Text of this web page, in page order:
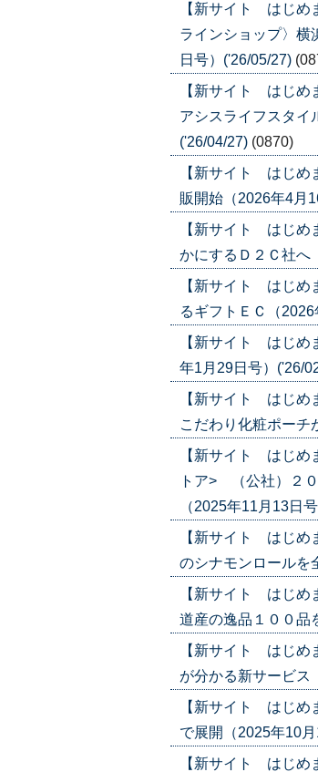
【新サイト はじ
ラインショップ〉横
日号）('26/05/27)
【新サイト はじ
アシスライフスタイ
('26/04/27) (0870)
【新サイト はじ
販開始（2026年4月
【新サイト はじ
かにするＤ２Ｃ社へ
【新サイト はじ
るギフトＥＣ（
【新サイト はじ
年1月29日号）('26/
【新サイト はじ
こだわり化粧ポーチ
【新サイト はじめ
トア> （公社）２
（2025年11月13日
【新サイト はじ
のシナモンロールを
【新サイト はじ
道産の逸品１００品
【新サイト はじ
が分かる新サービス
【新サイト はじ
で展開（2025年10
【新サイト はじめ